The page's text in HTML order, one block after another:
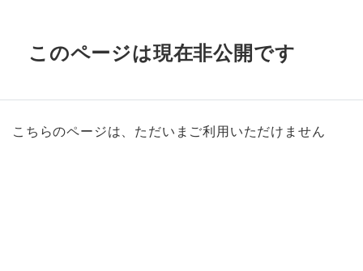
このページは現在非公開です
こちらのページは、ただいまご利用いただけません